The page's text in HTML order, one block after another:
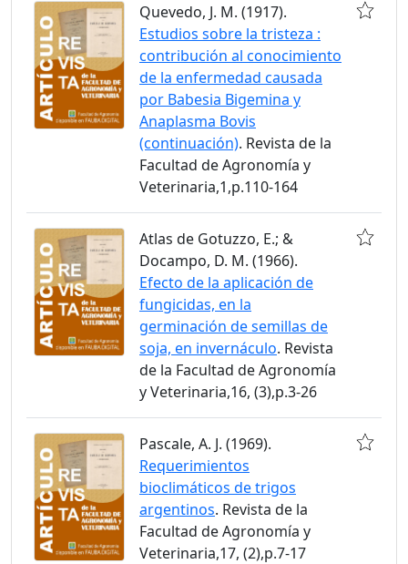
Quevedo, J. M. (1917).
Estudios sobre la tristeza :
contribución al conocimiento
de la enfermedad causada
por Babesia Bigemina y
Anaplasma Bovis
(continuación). Revista de la
Facultad de Agronomía y
Veterinaria,1,p.110-164
Atlas de Gotuzzo, E.; &
Docampo, D. M. (1966).
Efecto de la aplicación de
fungicidas, en la
germinación de semillas de
soja, en invernáculo. Revista
de la Facultad de Agronomía
y Veterinaria,16, (3),p.3-26
Pascale, A. J. (1969).
Requerimientos
bioclimáticos de trigos
argentinos. Revista de la
Facultad de Agronomía y
Veterinaria,17, (2),p.7-17